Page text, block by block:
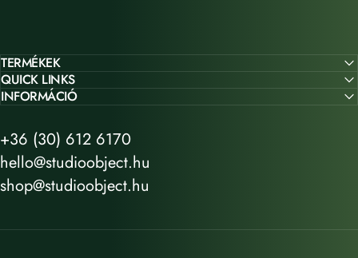
TERMÉKEK
QUICK LINKS
INFORMÁCIÓ
+36 (30) 612 6170
hello@studioobject.hu
shop@studioobject.hu